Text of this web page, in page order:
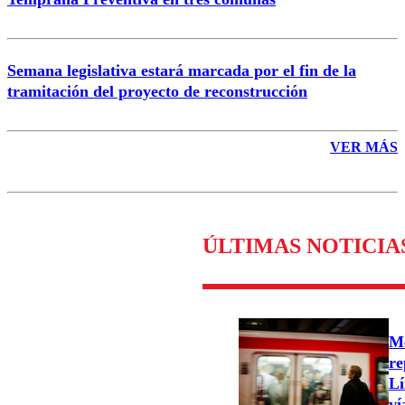
Semana legislativa estará marcada por el fin de la
tramitación del proyecto de reconstrucción
VER MÁS
ÚLTIMAS